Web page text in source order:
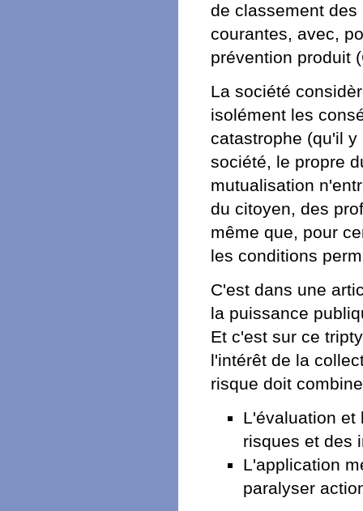
de classement
courantes, avec,
prévention produit
La société
isolément les
catastrophe (qu'il
société, le propre
mutualisation
du citoyen, des
même que, pour
les conditions
C'est dans une
la puissance
Et c'est sur ce
l'intérêt de la
risque doit
L'évaluation et
risques et des
L'application
paralyser